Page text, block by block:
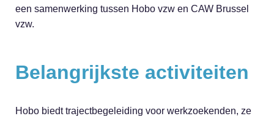
een samenwerking tussen Hobo vzw en CAW Brussel
vzw.
Belangrijkste activiteiten
Hobo biedt trajectbegeleiding voor werkzoekenden, ze